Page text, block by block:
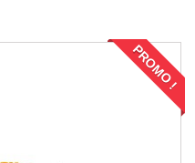
PROMO !